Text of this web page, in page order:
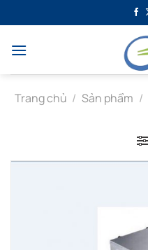
qua
dung
Trang chủ / Sản phẩm /